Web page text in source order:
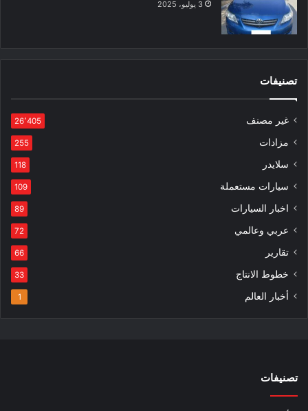
3 يوليو، 2025
تصنيفات
غير مصنف 26٬405
مزادات 255
سلايدر 118
سيارات مستعملة 109
اخبار السيارات 89
عربي وعالمي 72
تقارير 66
خطوط الانتاج 33
أخبار العالم 1
تصنيفات